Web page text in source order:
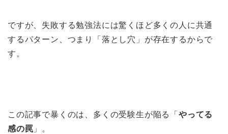
ですが、失敗する勉強法には驚くほど多くの人に共通
するパターン、つまり「落とし穴」が存在するからで
す。
この記事で暴くのは、多くの受験生が陥る「 やってる
感の罠 」。